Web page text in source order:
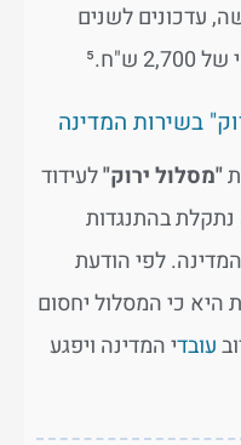
עדכונים לשנים
"מסלול ירוק"לעידוד
נתקלת בהתנגדות
לפי הודעת
היא כי המסלול יחסום
עובדי המדינה ויפגע